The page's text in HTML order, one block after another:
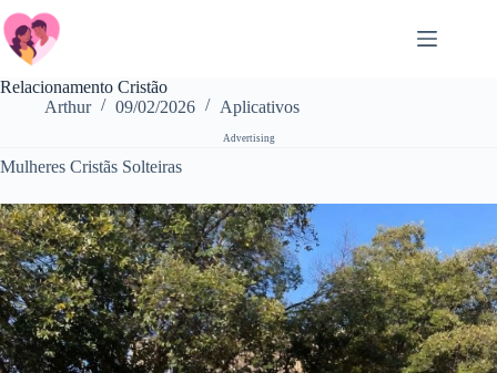
Salta
al
contenuto
Relacionamento Cristão
Arthur
09/02/2026 Aplicativos
Advertising
Mulheres Cristãs Solteiras